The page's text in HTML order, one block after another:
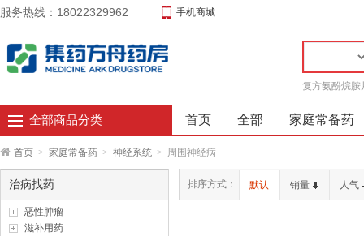
服务热线：18022329962 手机商城
复方氨酚烷胺
全部商品分类 首页 全部 家庭常备药
首页 > 家庭常备药 > 神经系统 > 周围神经病
治病找药
恶性肿瘤
滋补用药
排序方式： 默认 销量 人气